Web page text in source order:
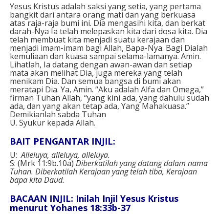
Yesus Kristus adalah saksi yang setia, yang pertama
bangkit dari antara orang mati dan yang berkuasa
atas raja-raja bumi ini. Dia mengasihi kita, dan berkat
darah-Nya Ia telah melepaskan kita dari dosa kita. Dia
telah membuat kita menjadi suatu kerajaan dan
menjadi imam-imam bagi Allah, Bapa-Nya. Bagi Dialah
kemuliaan dan kuasa sampai selama-lamanya. Amin.
Lihatlah, Ia datang dengan awan-awan dan setiap
mata akan melihat Dia, juga mereka yang telah
menikam Dia. Dan semua bangsa di bumi akan
meratapi Dia. Ya, Amin. “Aku adalah Alfa dan Omega,”
firman Tuhan Allah, “yang kini ada, yang dahulu sudah
ada, dan yang akan tetap ada, Yang Mahakuasa.”
Demikianlah sabda Tuhan
U. Syukur kepada Allah.
BAIT PENGANTAR INJIL:
U: Alleluya, alleluya, alleluya.
S: (Mrk 11:9b.10a) Diberkatilah yang datang dalam nama
Tuhan. Diberkatilah Kerajaan yang telah tiba, Kerajaan
bapa kita Daud.
BACAAN INJIL: Inilah Injil Yesus Kristus
menurut Yohanes 18:33b-37